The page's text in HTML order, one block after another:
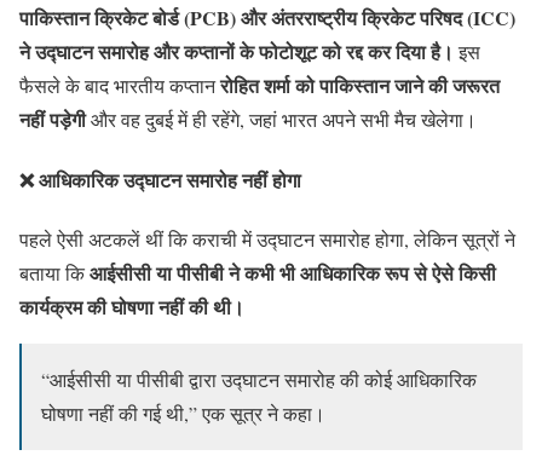
पाकिस्तान क्रिकेट बोर्ड (PCB) और अंतरराष्ट्रीय क्रिकेट परिषद (ICC)
ने उद्घाटन समारोह और कप्तानों के फोटोशूट को रद्द कर दिया है। इस
फैसले के बाद भारतीय कप्तानरोहित शर्मा को पाकिस्तान जाने की जरूरत
नहीं पड़ेगीऔर वह दुबई में ही रहेंगे, जहां भारत अपने सभी मैच खेलेगा।
❌ आधिकारिक उद्घाटन समारोह नहीं होगा
पहले ऐसी अटकलें थीं कि कराची में उद्घाटन समारोह होगा, लेकिन सूत्रों ने
बताया किआईसीसी या पीसीबी ने कभी भी आधिकारिक रूप से ऐसे किसी
कार्यक्रम की घोषणा नहीं की थी।
“आईसीसी या पीसीबी द्वारा उद्घाटन समारोह की कोई आधिकारिक
घोषणा नहीं की गई थी,” एक सूत्र ने कहा।